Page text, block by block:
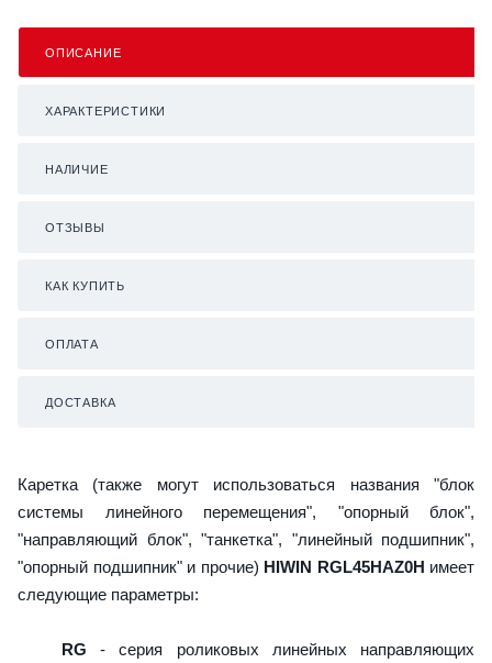
ОПИСАНИЕ
ХАРАКТЕРИСТИКИ
НАЛИЧИЕ
ОТЗЫВЫ
КАК КУПИТЬ
ОПЛАТА
ДОСТАВКА
Каретка (также могут использоваться названия "блок
системы линейного перемещения", "опорный блок",
"направляющий блок", "танкетка", "линейный подшипник",
"опорный подшипник" и прочие) HIWIN RGL45HAZ0H имеет
следующие параметры:
RG - серия роликовых линейных направляющих